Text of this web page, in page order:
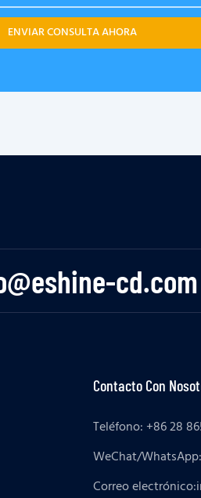
ENVIAR CONSULTA AHORA
cd.com
Contacto Con
Teléfono: +86 28
WeChat/WhatsApp:
Correo electrónico: